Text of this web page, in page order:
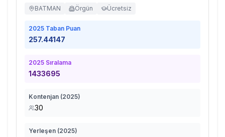
BATMAN Örgün Ücretsiz
2025 Taban Puan
257.44147
2025 Sıralama
1433695
Kontenjan (2025)
30
Yerleşen (2025)